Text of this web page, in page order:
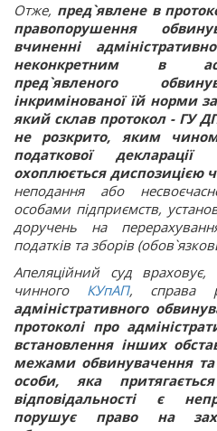
Отже, пред`явлене в
правопорушення
вчиненні
неконкретним в
пред`явленого
інкримінованої їй норми
який склав протокол - ГУ
не розкрито, яким
податкової декларації
охоплюється диспозицією
неподання або
особами підприємств,
доручень на
податків та зборів
Апеляційний суд
чинного КУпАП, справа
адміністративного
протоколі про
встановлення інших
межами обвинувачення
особи, яка
відповідальності є
порушує право на